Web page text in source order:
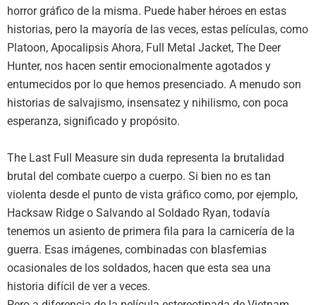
horror gráfico de la misma. Puede haber héroes en estas
historias, pero la mayoría de las veces, estas películas, como
Platoon, Apocalipsis Ahora, Full Metal Jacket, The Deer
Hunter, nos hacen sentir emocionalmente agotados y
entumecidos por lo que hemos presenciado. A menudo son
historias de salvajismo, insensatez y nihilismo, con poca
esperanza, significado y propósito.
The Last Full Measure sin duda representa la brutalidad
brutal del combate cuerpo a cuerpo. Si bien no es tan
violenta desde el punto de vista gráfico como, por ejemplo,
Hacksaw Ridge o Salvando al Soldado Ryan, todavía
tenemos un asiento de primera fila para la carnicería de la
guerra. Esas imágenes, combinadas con blasfemias
ocasionales de los soldados, hacen que esta sea una
historia difícil de ver a veces.